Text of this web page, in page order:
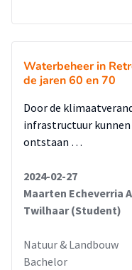
Waterbeheer in
de jaren 60 en 70
Door de
infrastructuur
ontstaan …
2024-02-27
Maarten Echeverria
Twilhaar (Student)
Natuur & Landbouw
Bachelor